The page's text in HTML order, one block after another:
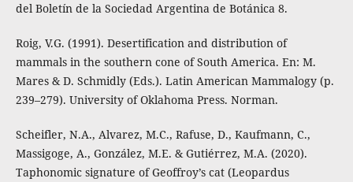
del Boletín de la Sociedad Argentina de Botánica 8.
Roig, V.G. (1991). Desertification and distribution of
mammals in the southern cone of South America. En: M.
Mares & D. Schmidly (Eds.). Latin American Mammalogy (p.
239–279). University of Oklahoma Press. Norman.
Scheifler, N.A., Alvarez, M.C., Rafuse, D., Kaufmann, C.,
Massigoge, A., González, M.E. & Gutiérrez, M.A. (2020).
Taphonomic signature of Geoffroy’s cat (Leopardus